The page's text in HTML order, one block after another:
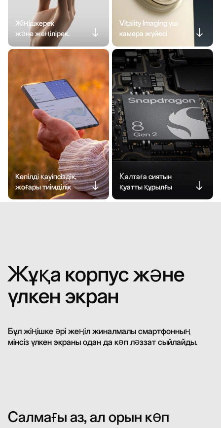
Жіңішкерек
және жеңілірек.
Vitality Imaging үш
камера жүйесі
Кепілді қауіпсіздік,
жоғары тиімділік
Қалтаға сиятын
қуатты құрылғы
Жұқа корпус және
үлкен экран
Бұл жіңішке әрі жеңіл жиналмалы смартфонның
мінсіз үлкен экраны одан да көп ләззат сыйлайды.
Салмағы аз, ал орын көп